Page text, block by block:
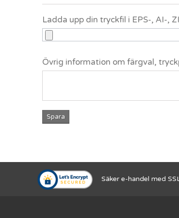
Ladda upp din tryckfil i EPS-, AI-,
Övrig information om färgval,
Spara
Säker e-handel med